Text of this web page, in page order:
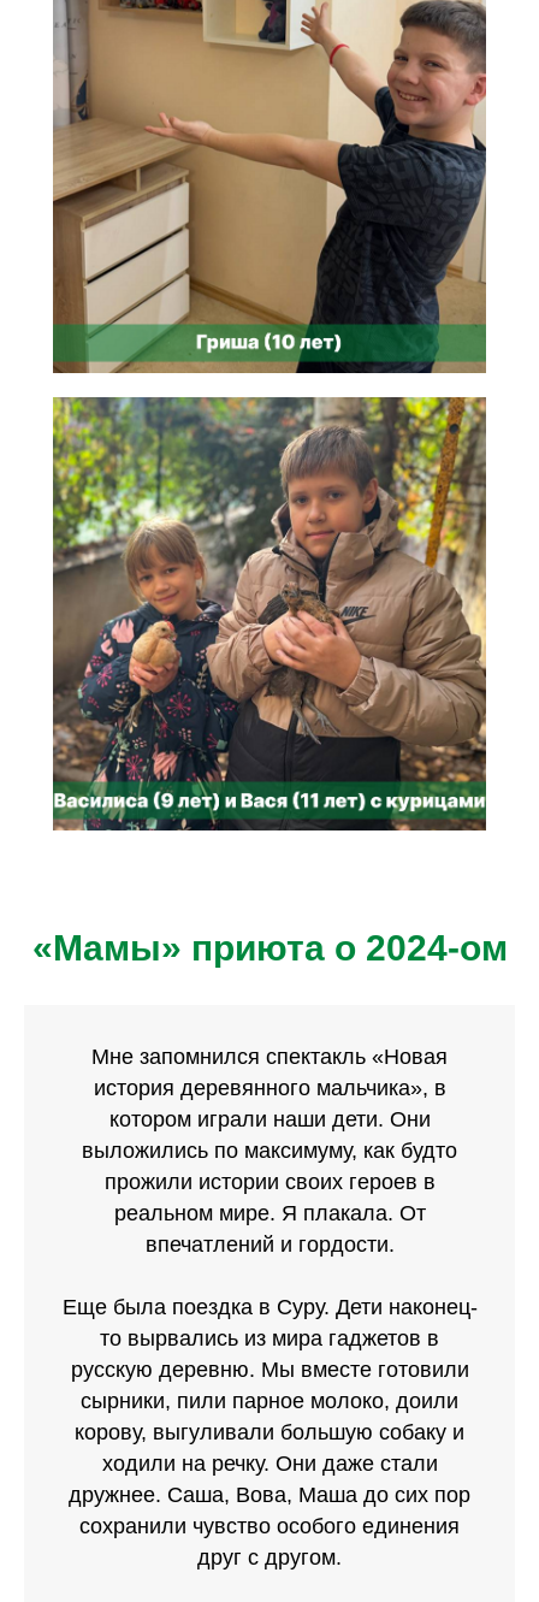
«Мамы» приюта о 2024-ом
Мне запомнился спектакль «Новая
история деревянного мальчика», в
котором играли наши дети. Они
выложились по максимуму, как будто
прожили истории своих героев в
реальном мире. Я плакала. От
впечатлений и гордости.
Еще была поездка в Суру. Дети наконец-
то вырвались из мира гаджетов в
русскую деревню. Мы вместе готовили
сырники, пили парное молоко, доили
корову, выгуливали большую собаку и
ходили на речку. Они даже стали
дружнее. Саша, Вова, Маша до сих пор
сохранили чувство особого единения
друг с другом.